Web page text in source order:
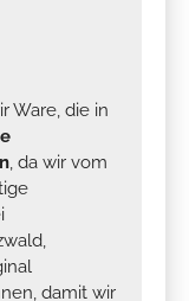
Ware, die in
, da wir vom
damit wir